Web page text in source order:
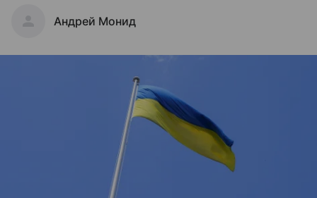
Андрей Монид